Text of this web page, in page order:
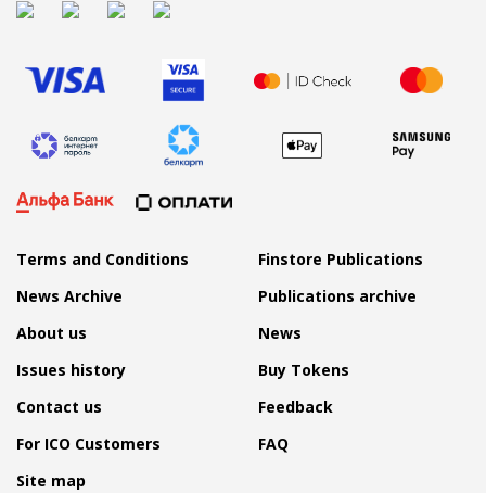
Terms and Conditions
Finstore Publications
News Archive
Publications archive
About us
News
Issues history
Buy Tokens
Contact us
Feedback
For ICO Customers
FAQ
Site map